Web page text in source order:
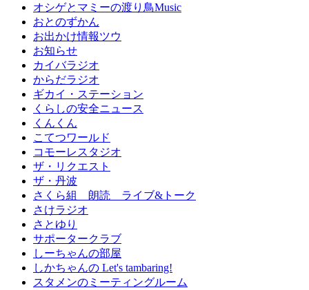
オシゲとマミーの渡り鳥Music
おとのずかん
お出かけ情報ツウ
お知らせ
カイバラジオ
からだラジオ
ギカイ・ステーション
くらしの安全ニュース
くんくん
こてつワールド
コモーレスタジオ
ザ・リクエスト
ザ・丹波
さくら組 朗読 ライブ&トーク
さけラジオ
さとゆり
サポータークラブ
しーちゃんの部屋
しかちゃんの Let's tambaring!
スタメンのミーティングルーム